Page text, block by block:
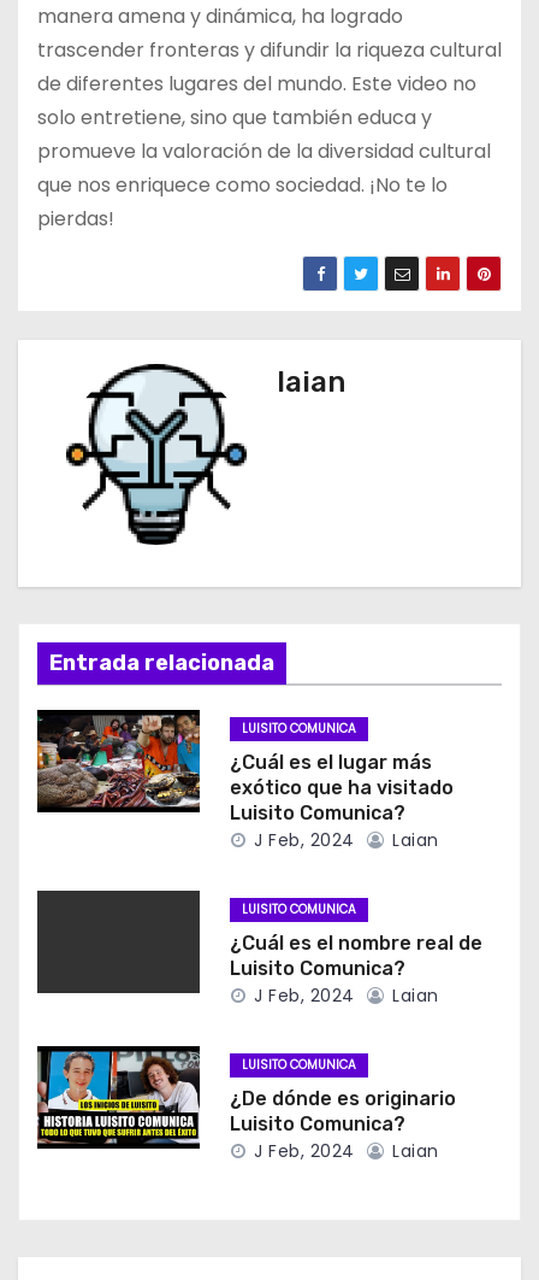
manera amena y dinámica, ha logrado
trascender fronteras y difundir la riqueza cultural
de diferentes lugares del mundo. Este video no
solo entretiene, sino que también educa y
promueve la valoración de la diversidad cultural
que nos enriquece como sociedad. ¡No te lo
pierdas!
laian
Entrada relacionada
LUISITO COMUNICA
¿Cuál es el lugar más
exótico que ha visitado
Luisito Comunica?
J Feb, 2024 Laian
LUISITO COMUNICA
¿Cuál es el nombre real de
Luisito Comunica?
J Feb, 2024 Laian
LUISITO COMUNICA
¿De dónde es originario
Luisito Comunica?
J Feb, 2024 Laian